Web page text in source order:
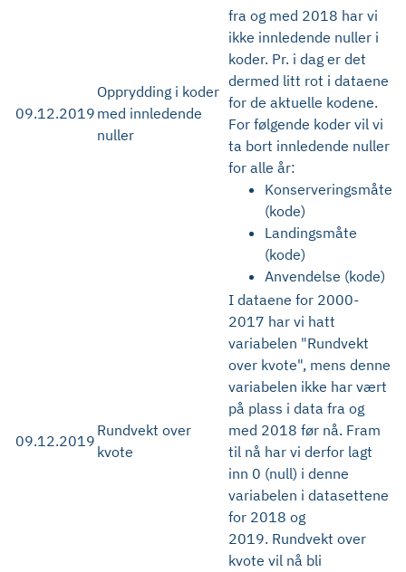
09.12.2019
Opprydding i koder
med innledende
nuller
fra og med 2018 har vi
ikke innledende nuller i
koder. Pr. i dag er det
dermed litt rot i dataene
for de aktuelle kodene.
For følgende koder vil vi
ta bort innledende nuller
for alle år:
Konserveringsmåte
(kode)
Landingsmåte
(kode)
Anvendelse (kode)
09.12.2019
Rundvekt over
kvote
I dataene for 2000-
2017 har vi hatt
variabelen "Rundvekt
over kvote", mens denne
variabelen ikke har vært
på plass i data fra og
med 2018 før nå. Fram
til nå har vi derfor lagt
inn 0 (null) i denne
variabelen i datasettene
for 2018 og
2019. Rundvekt over
kvote vil nå bli